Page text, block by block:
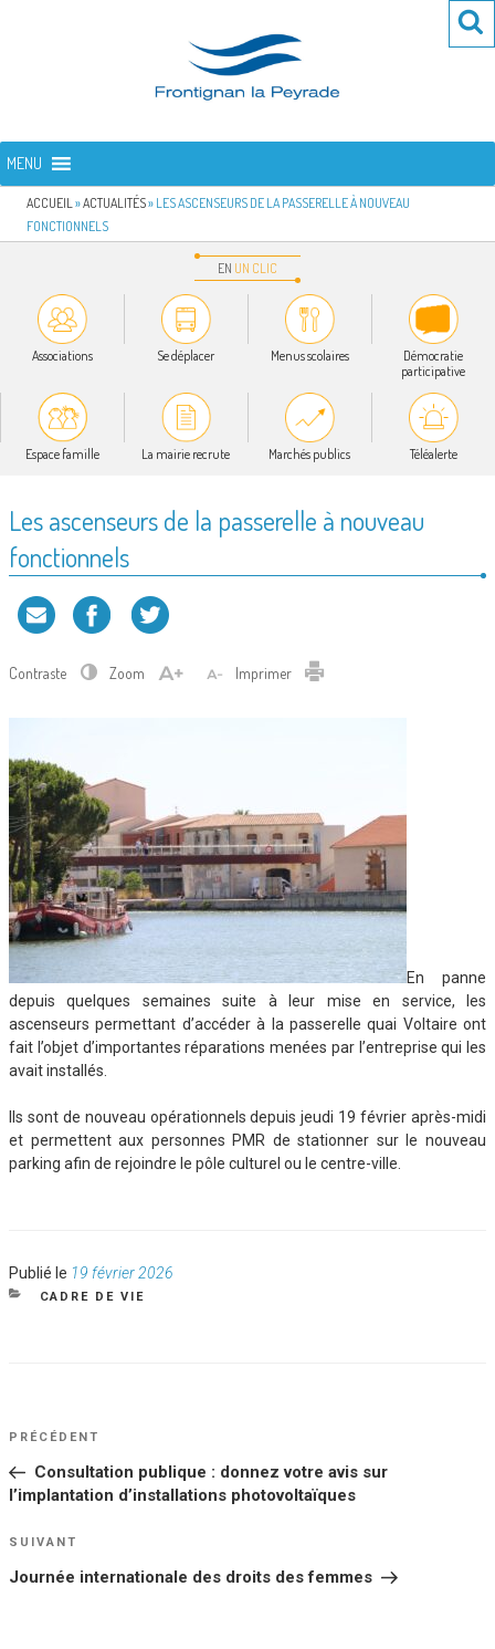
FRONTIGNAN LA PEYRADE
MENU
ACCUEIL »ACTUALITÉS» LES ASCENSEURS DE LA PASSERELLE À NOUVEAU
FONCTIONNELS
EN UN CLIC
Associations Se déplacer Menus scolaires
Démocratie
participative
Espace famille La mairie recrute Marchés publics Téléalerte
Les ascenseurs de la passerelle à nouveau
fonctionnels
Contraste Zoom Imprimer
En panne
depuis quelques semaines suite à leur mise en service, les
ascenseurs permettant d’accéder à la passerelle quai Voltaire ont
fait l’objet d’importantes réparations menées par l’entreprise qui les
avait installés.
Ils sont de nouveau opérationnels depuis jeudi 19 février après-midi
et permettent aux personnes PMR de stationner sur le nouveau
parking afin de rejoindre le pôle culturel ou le centre-ville.
Publié le Publié
le
19 février 2026
CATÉGORIES
CADRE DE VIE
NAVIGATION
DE
L’ARTICLE
Article
PRÉCÉDENT
Consultation publique : donnez votre avis sur
l’implantation d’installations photovoltaïques
Article
SUIVANT
Journée internationale des droits des femmes